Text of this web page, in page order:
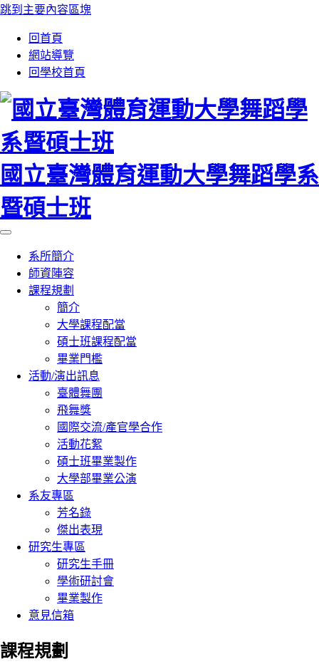
跳到主要內容區塊
回首頁
網站導覽
回學校首頁
國立臺灣體育運動大學舞蹈學系
暨碩士班
系所簡介
師資陣容
課程規劃
簡介
大學課程配當
碩士班課程配當
畢業門檻
活動/演出訊息
臺體舞團
飛舞獎
國際交流/產官學合作
活動花絮
碩士班畢業製作
大學部畢業公演
系友專區
芳名錄
傑出表現
研究生專區
研究生手冊
學術研討會
畢業製作
意見信箱
課程規劃